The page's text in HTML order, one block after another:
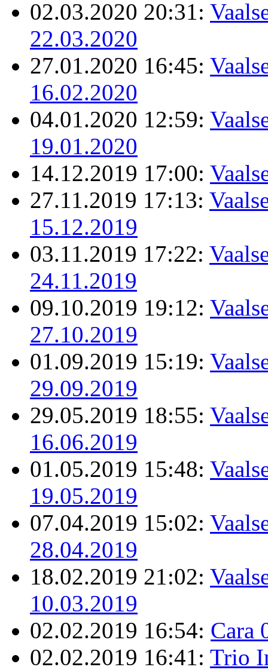
02.03.2020 20:31:
22.03.2020
27.01.2020 16:45:
16.02.2020
04.01.2020 12:59:
19.01.2020
14.12.2019 17:00:
27.11.2019 17:13:
15.12.2019
03.11.2019 17:22:
24.11.2019
09.10.2019 19:12:
27.10.2019
01.09.2019 15:19:
29.09.2019
29.05.2019 18:55:
16.06.2019
01.05.2019 15:48:
19.05.2019
07.04.2019 15:02:
28.04.2019
18.02.2019 21:02:
10.03.2019
02.02.2019 16:54: Cara
02.02.2019 16:41: Trio